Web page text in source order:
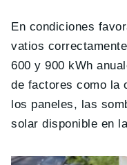
En condiciones
vatios
600 y 900 kWh
de factores como la
los paneles, las
solar disponible en